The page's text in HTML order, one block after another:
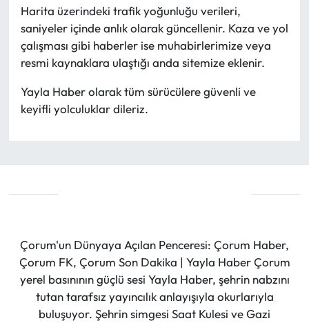
Harita üzerindeki trafik yoğunluğu verileri,
saniyeler içinde anlık olarak güncellenir. Kaza ve yol
çalışması gibi haberler ise muhabirlerimize veya
resmi kaynaklara ulaştığı anda sitemize eklenir.
Yayla Haber olarak tüm sürücülere güvenli ve
keyifli yolculuklar dileriz.
Çorum'un Dünyaya Açılan Penceresi: Çorum Haber,
Çorum FK, Çorum Son Dakika | Yayla Haber Çorum
yerel basınının güçlü sesi Yayla Haber, şehrin nabzını
tutan tarafsız yayıncılık anlayışıyla okurlarıyla
buluşuyor. Şehrin simgesi Saat Kulesi ve Gazi